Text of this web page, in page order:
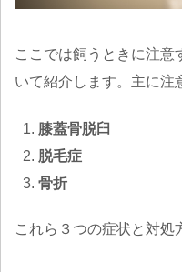
ここでは飼うときに注意
いて紹介します。主に注
膝蓋骨脱臼
脱毛症
骨折
これら３つの症状と対処